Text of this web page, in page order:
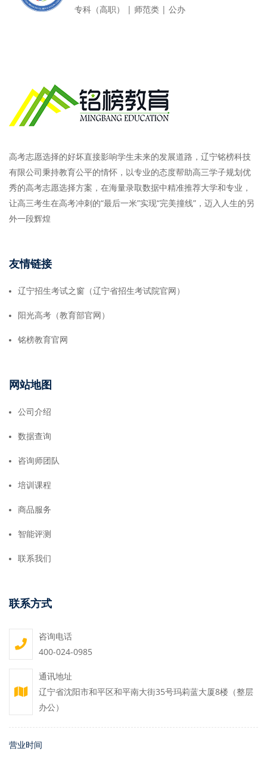
专科（高职） | 师范类 | 公办
高考志愿选择的好坏直接影响学生未来的发展道路，辽宁铭榜科技
有限公司秉持教育公平的情怀，以专业的态度帮助高三学子规划优
秀的高考志愿选择方案，在海量录取数据中精准推荐大学和专业，
让高三考生在高考冲刺的“最后一米”实现“完美撞线”，迈入人生的另
外一段辉煌
友情链接
辽宁招生考试之窗（辽宁省招生考试院官网）
阳光高考（教育部官网）
铭榜教育官网
网站地图
公司介绍
数据查询
咨询师团队
培训课程
商品服务
智能评测
联系我们
联系方式
咨询电话
400-024-0985
通讯地址
辽宁省沈阳市和平区和平南大街35号玛莉蓝大厦8楼（整层
办公）
营业时间